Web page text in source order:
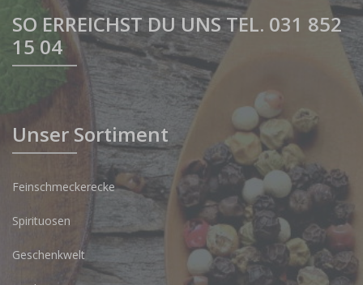
SO ERREICHST DU UNS TEL. 031 852
15 04
Unser Sortiment
Feinschmeckerecke
Spirituosen
Geschenkwelt